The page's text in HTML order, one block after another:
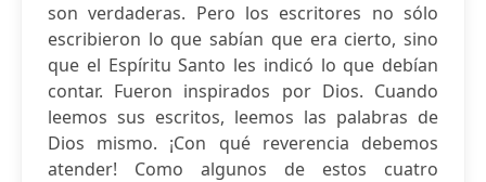
son verdaderas. Pero los escritores no sólo
escribieron lo que sabían que era cierto, sino
que el Espíritu Santo les indicó lo que debían
contar. Fueron inspirados por Dios. Cuando
leemos sus escritos, leemos las palabras de
Dios mismo. ¡Con qué reverencia debemos
atender! Como algunos de estos cuatro